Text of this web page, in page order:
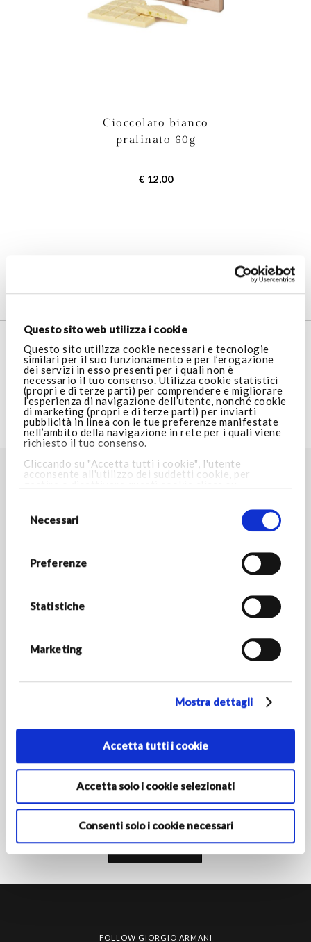
Questo sito web utilizza i cookie
Questo sito utilizza cookie necessari e tecnologie
similari per il suo funzionamento e per l’erogazione
dei servizi in esso presenti per i quali non è
necessario il tuo consenso. Utilizza cookie statistici
(propri e di terze parti) per comprendere e migliorare
l’esperienza di navigazione dell’utente, nonché cookie
di marketing (propri e di terze parti) per inviarti
pubblicità in linea con le tue preferenze manifestate
nell’ambito della navigazione in rete per i quali viene
richiesto il tuo consenso.
Cliccando su "Accetta tutti i cookie", l'utente
acconsente all'utilizzo dei suddetti cookie, per
navigazione e verranno installati i soli cookie
necessari. Per maggiori informazioni consulta la
consenso
Necessari
Preferenze
Statistiche
Marketing
Mostra dettagli
Accetta tutti i cookie
Accetta solo i cookie selezionati
Consenti solo i cookie necessari
Cioccolato bianco
pralinato 60g
€ 12,00
AREA LEGALE
VISITA ARMANI.COM
TROVA LO STORE PIÙ VICINO A TE
Rimani aggiornato sulle novità del mondo Armani/Dolci e
*Campi obbligatori
Attivando l'iscrizione dichiari di avere almeno 16 anni e
autorizzi le Società del Gruppo Armani al trattamento dei tuoi
comunicazioni di marketing come indicato nellainformativa
FOLLOW GIORGIO ARMANI